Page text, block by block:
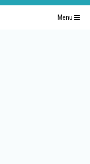
Menu